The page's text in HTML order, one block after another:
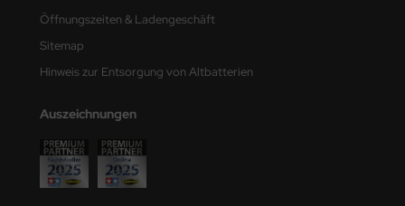
Öffnungszeiten & Ladengeschäft
Sitemap
Hinweis zur Entsorgung von Altbatterien
Auszeichnungen